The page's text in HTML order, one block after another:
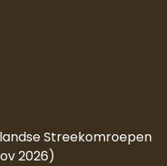
Streekomroepen
2026)